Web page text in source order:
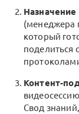
(менеджера
который
поделиться
Контент-
Свод